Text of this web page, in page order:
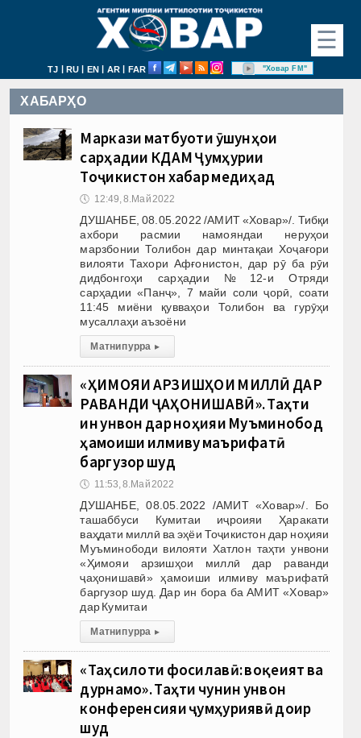
☰
TJ | RU | EN | AR | FAR "Ховар FM"
ХАБАРҲО
Маркази матбуоти Қӯшунҳои
сарҳадии КДАМ Ҷумҳурии
Тоҷикистон хабар медиҳад
🕔 12:49, 8.Май 2022
ДУШАНБЕ, 08.05.2022 /АМИТ «Ховар»/. Тибқи
ахбори расмии намояндаи неруҳои
марзбонии Толибон дар минтақаи Хоҷағори
вилояти Тахори Афғонистон, дар рӯ ба рӯи
дидбонгоҳи сарҳадии №12-и Отряди
сарҳадии «Панҷ», 7 майи соли ҷорӣ, соати
11:45 миёни қувваҳои Толибон ва гурӯҳи
мусаллаҳи аъзоёни
Матни пурра ▸
«ҲИМОЯИ АРЗИШҲОИ МИЛЛӢ ДАР
РАВАНДИ ҶАҲОНИШАВӢ». Таҳти
ин унвон дар ноҳияи Муъминобод
ҳамоиши илмиву маърифатӣ
баргузор шуд
🕔 11:53, 8.Май 2022
ДУШАНБЕ, 08.05.2022 /АМИТ «Ховар»/. Бо
ташаббуси Кумитаи иҷроияи Ҳаракати
ваҳдати миллӣ ва эҳёи Тоҷикистон дар ноҳияи
Муъминободи вилояти Хатлон таҳти унвони
«Ҳимояи арзишҳои миллӣ дар раванди
ҷаҳонишавӣ» ҳамоиши илмиву маърифатӣ
баргузор шуд. Дар ин бора ба АМИТ «Ховар»
дар Кумитаи
Матни пурра ▸
«Таҳсилоти фосилавӣ: воқеият ва
дурнамо». Таҳти чунин унвон
конференсияи ҷумҳуриявӣ доир
шуд